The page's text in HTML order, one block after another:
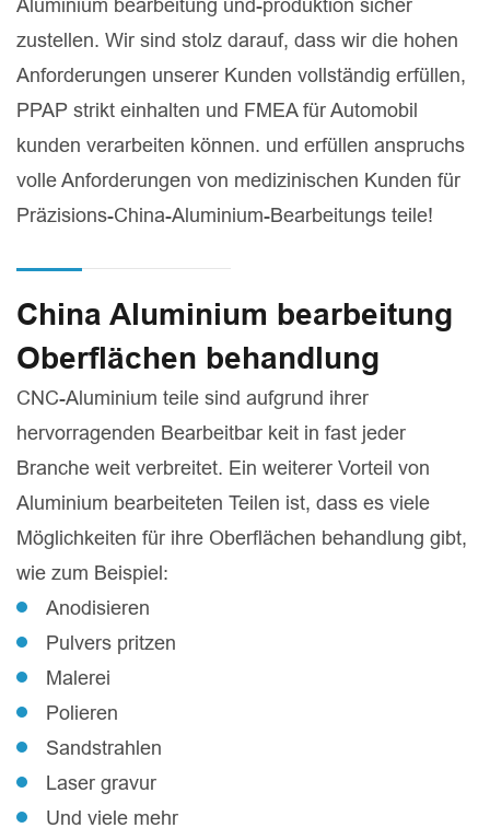
Aluminium bearbeitung und-produktion sicher
zustellen. Wir sind stolz darauf, dass wir die hohen
Anforderungen unserer Kunden vollständig erfüllen,
PPAP strikt einhalten und FMEA für Automobil
kunden verarbeiten können. und erfüllen anspruchs
volle Anforderungen von medizinischen Kunden für
Präzisions-China-Aluminium-Bearbeitungs teile!
China Aluminium bearbeitung
Oberflächen behandlung
CNC-Aluminium teile sind aufgrund ihrer
hervorragenden Bearbeitbar keit in fast jeder
Branche weit verbreitet. Ein weiterer Vorteil von
Aluminium bearbeiteten Teilen ist, dass es viele
Möglichkeiten für ihre Oberflächen behandlung gibt,
wie zum Beispiel:
Anodisieren
Pulvers pritzen
Malerei
Polieren
Sandstrahlen
Laser gravur
Und viele mehr